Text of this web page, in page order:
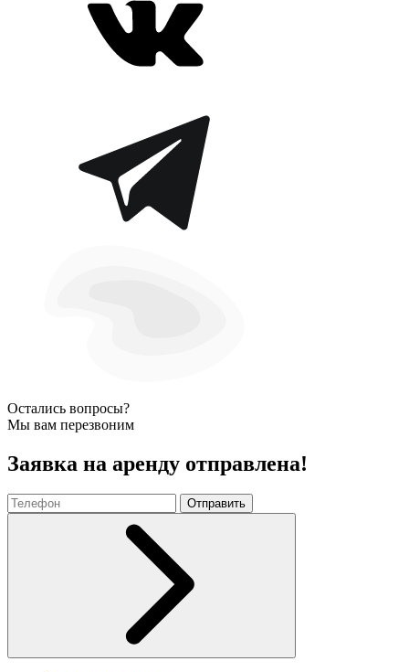
Остались вопросы?
Мы вам перезвоним
Заявка на аренду отправлена!
Отправить